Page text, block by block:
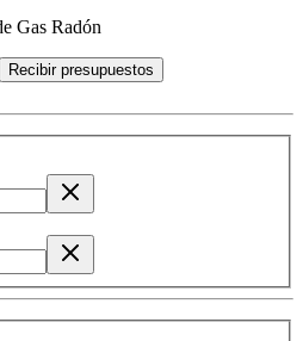
Gas Radón
Recibir presupuestos